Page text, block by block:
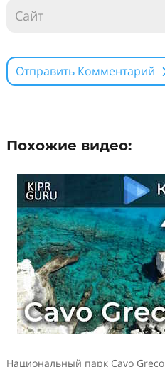
Отправить Комментарий
Похожие видео:
Национальный парк Cavo Greco